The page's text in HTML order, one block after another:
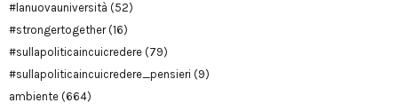
#lanuovauniversità (52)
#strongertogether(16)
#sullapoliticaincuicredere (79)
#sullapoliticaincuicredere_pensieri (9)
ambiente (664)